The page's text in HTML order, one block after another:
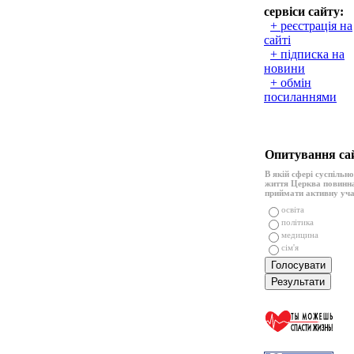
сервіси сайту:
+ реєстрація на
сайті
+ підписка на
новини
+ обмін
посиланнями
Опитування
В якій сфері
життя Церква
приймати активну
освіта
політика
медицина
сім'я